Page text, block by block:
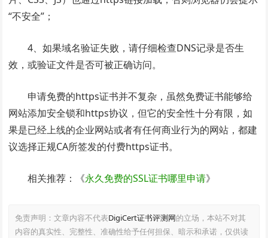
“不安全”；
4、如果域名验证失败，请仔细检查DNS记录是否生
效，或验证文件是否可被正确访问。
申请免费的https证书并不复杂，虽然免费证书能够给
网站添加安全锁和https协议，但它的安全性十分有限，如
果是已经上线的企业网站或者有任何商业行为的网站，都建
议选择正规CA所签发的付费https证书。
相关推荐：《永久免费的SSL证书哪里申请》
免责声明：文章内容不代表DigiCert证书评测网的立场，本站不对其
内容的真实性、完整性、准确性给予任何担保、暗示和承诺，仅供读